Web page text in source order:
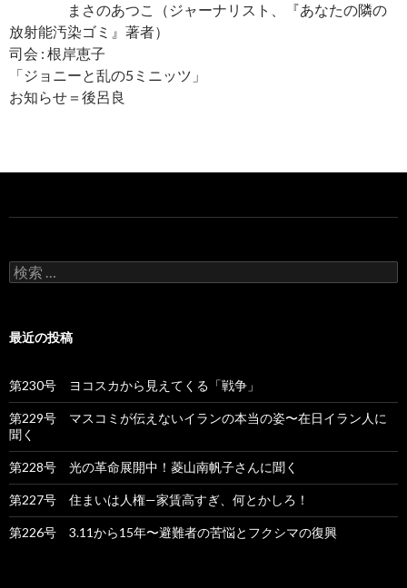
まさのあつこ（ジャーナリスト、『あなたの隣の
放射能汚染ゴミ』著者）
司会 : 根岸恵子
「ジョニーと乱の5ミニッツ」
お知らせ＝後呂良
検
索
最近の投稿
第230号 ヨコスカから見えてくる「戦争」
第229号 マスコミが伝えないイランの本当の姿〜在日イラン人に
聞く
第228号 光の革命展開中！菱山南帆子さんに聞く
第227号 住まいは人権—家賃高すぎ、何とかしろ！
第226号 3.11から15年〜避難者の苦悩とフクシマの復興